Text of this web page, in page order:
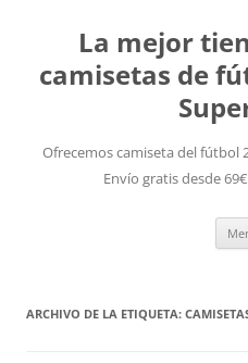
La mejor
camisetas de
Ofrecemos camiseta del fútbol
Envío gratis desde
ARCHIVO DE LA ETIQUETA: